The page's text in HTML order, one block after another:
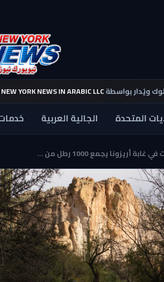
ويُدار بواسطةNEW YORK NEWS IN ARABIC LLC
المتحدة الجالية العربية